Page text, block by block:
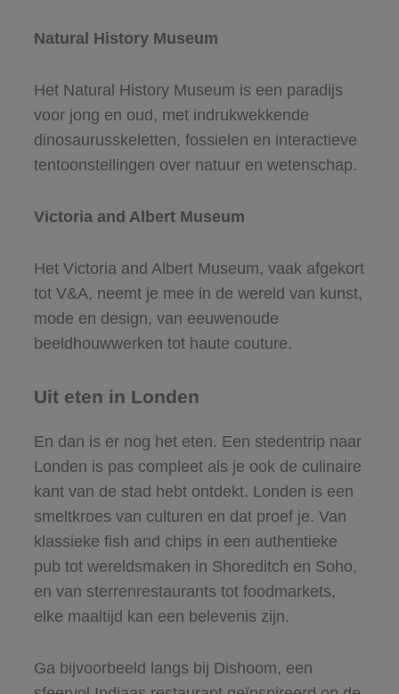
Natural History Museum
Het Natural History Museum is een paradijs
voor jong en oud, met indrukwekkende
dinosaurusskeletten, fossielen en interactieve
tentoonstellingen over natuur en wetenschap.
Victoria and Albert Museum
Het Victoria and Albert Museum, vaak afgekort
tot V&A, neemt je mee in de wereld van kunst,
mode en design, van eeuwenoude
beeldhouwwerken tot haute couture.
Uit eten in Londen
En dan is er nog het eten. Een stedentrip naar
Londen is pas compleet als je ook de culinaire
kant van de stad hebt ontdekt. Londen is een
smeltkroes van culturen en dat proef je. Van
klassieke fish and chips in een authentieke
pub tot wereldsmaken in Shoreditch en Soho,
en van sterrenrestaurants tot foodmarkets,
elke maaltijd kan een belevenis zijn.
Ga bijvoorbeeld langs bij Dishoom, een